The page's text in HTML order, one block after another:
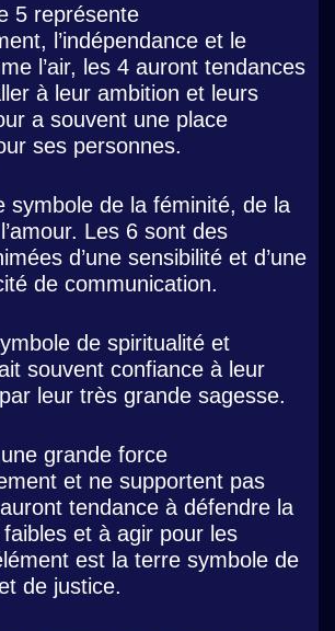
5 représente
l’indépendance et le
l’air, les 4 auront tendances
à leur ambition et leurs
a souvent une place
ses personnes.
symbole de la féminité, de la
Les 6 sont des
d’une sensibilité et d’une
de communication.
de spiritualité et
souvent confiance à leur
leur très grande sagesse.
grande force
et ne supportent pas
auront tendance à défendre la
et à agir pour les
est la terre symbole de
de justice.